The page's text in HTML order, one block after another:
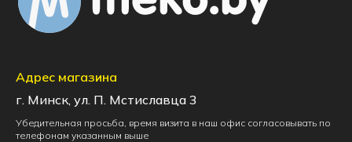
Адрес магазина
г. Минск, ул. П. Мстиславца 3
Убедительная просьба, время визита в наш офис согласовывать по
телефонам указанным выше